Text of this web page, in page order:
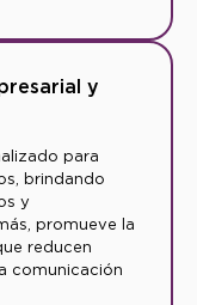
y
para
brindando
y
promueve la
reducen
comunicación